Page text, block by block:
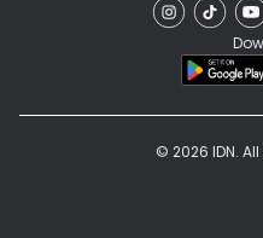
© 2026 IDN.